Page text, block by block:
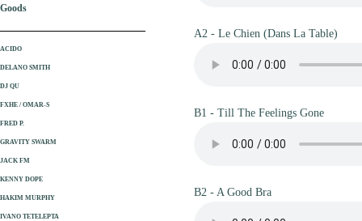
A2 - Le Chien (Dans La Table)
B1 - Till The Feelings Gone
B2 - A Good Bra
Goods
ACIDO
DELANO SMITH
DJ QU
FXHE / OMAR-S
FRED P.
GRAVITY SWARM
JACK FM
KENNY DOPE
HAKIM MURPHY
IVANO TETELEPTA